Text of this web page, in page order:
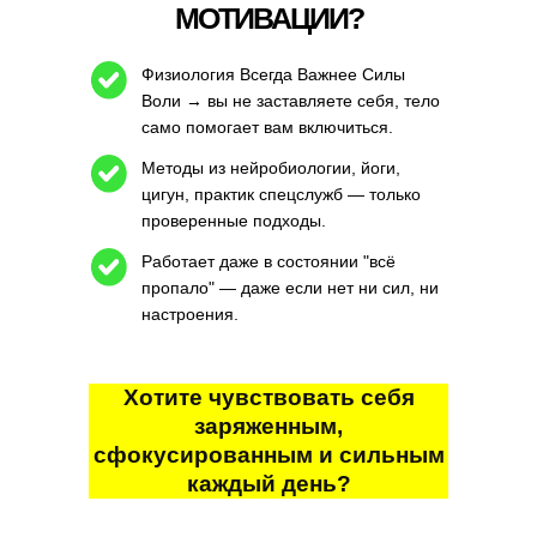
МОТИВАЦИИ?
Физиология Всегда Важнее Силы
Воли → вы не заставляете себя, тело
само помогает вам включиться.
Методы из нейробиологии, йоги,
цигун, практик спецслужб — только
проверенные подходы.
Работает даже в состоянии "всё
пропало" — даже если нет ни сил, ни
настроения.
Хотите чувствовать себя
заряженным,
сфокусированным и сильным
каждый день?